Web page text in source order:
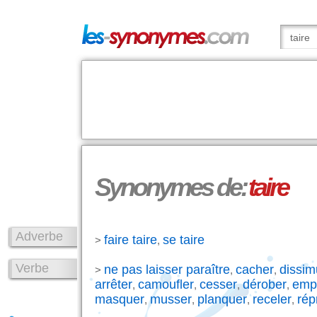
Synonymes de:taire
Adverbe > faire taire, se taire
Verbe
> ne pas laisser paraître, cacher,
arrêter, camoufler, cesser,dérober,
masquer,musser, planquer,receler,